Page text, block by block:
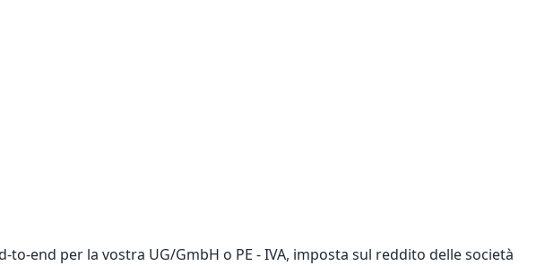
to-end per la vostra UG/GmbH o PE - IVA, imposta sul reddito delle società